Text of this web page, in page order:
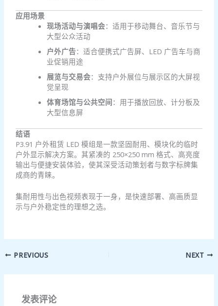
应用场景
现场活动与演唱会：适用于移动舞台、音乐节与
大型公众活动
户外广告：适合便携式广告屏、LED 广告车与商
业促销用途
展览与交易会：支持户外展位与展示区的大屏视
觉呈现
体育场馆与公共空间：用于播放回放、计分板及
大型信息屏
结语
P3.91 户外租赁 LED 模组是一款坚固耐用、模块化的临时
户外显示解决方案。其紧凑的 250×250 mm 格式、高亮度
输出与便捷安装体验，使其深受活动策划者与数字标牌集
成商的青睐。
集耐用性与出色视频表现于一身，是快速部署、高画质显
示与户外稳定性的理想之选。
PREVIOUS NEXT
发表评论